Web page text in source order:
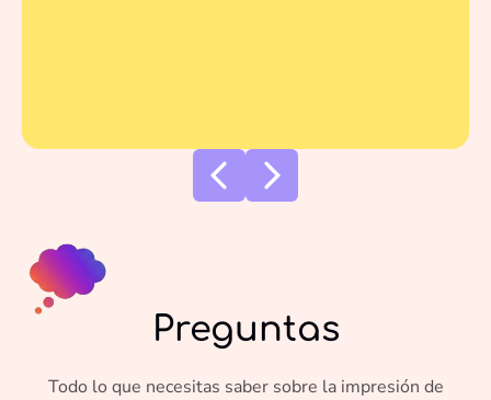
Preguntas
Todo lo que necesitas saber sobre la impresión de